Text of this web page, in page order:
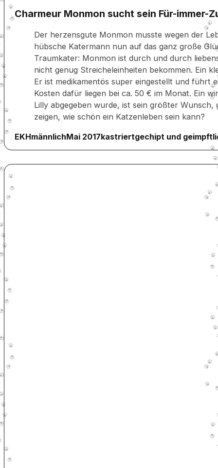
Charmeur Monmon sucht sein Für-immer-
Der herzensgute Monmon musste wegen der
hübsche Katermann nun auf das ganz große
Traumkater: Monmon ist durch und durch
nicht genug Streicheleinheiten bekommen. Ein
Er ist medikamentös super eingestellt und führt
Kosten dafür liegen bei ca. 50 € im Monat. Ein
Lilly abgegeben wurde, ist sein größter
zeigen, wie schön ein Katzenleben sein kann?
EKHmännlichMai 2017kastriertgechipt und geimpft